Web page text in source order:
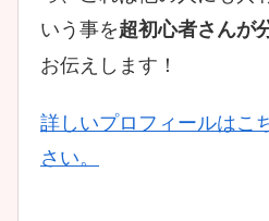
いう事を超初心者さんが
お伝えします！
詳しいプロフィールはこ
さい。